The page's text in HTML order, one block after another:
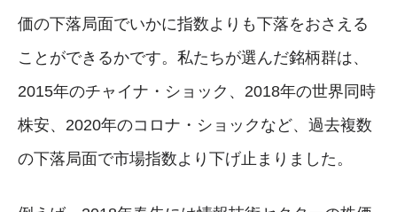
価の下落局面でいかに指数よりも下落をおさえる
ことができるかです。私たちが選んだ銘柄群は、
2015年のチャイナ・ショック、2018年の世界同時
株安、2020年のコロナ・ショックなど、過去複数
の下落局面で市場指数より下げ止まりました。